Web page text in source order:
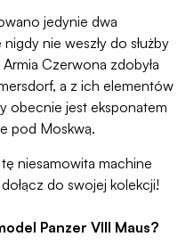
jedynie dwa
nie weszły do służby
Czerwona zdobyła
a z ich elementów
obecnie jest eksponatem
pod Moskwą.
niesamowita machine
do swojej kolekcji!
Panzer VIII Maus?